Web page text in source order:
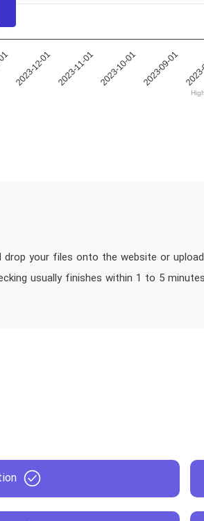
2023-12-01 2023-11-01 2023-10-01 2023-09-01
drop your files onto the website or
usually finishes within 1 to 5